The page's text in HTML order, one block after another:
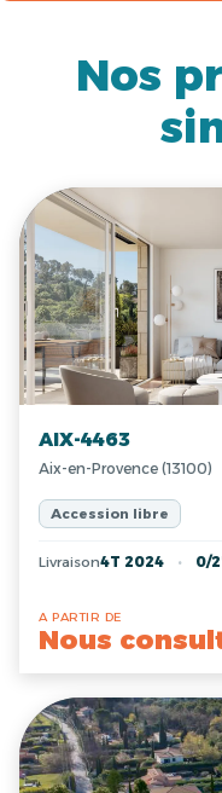
Nos
AIX-4463
Aix-en-Provence (13100)
Accession libre
Livraison4T 2024 0/
A PARTIR DE
Nous